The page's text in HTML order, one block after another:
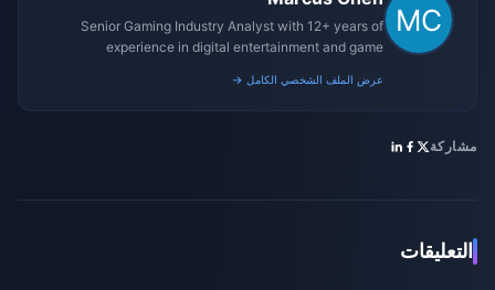
Senior Gaming Industry Analyst with 12+ years of
experience in digital entertainment and game
عرض الملف الشخصي الكامل →
مشاركة
التعليقات